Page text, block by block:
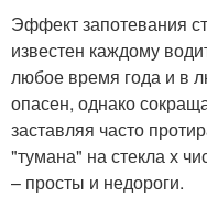
Эффект запотевания
известен каждому
любое время года и в
опасен, однако
заставляя часто
"тумана" на стекла х
– просты и недороги.